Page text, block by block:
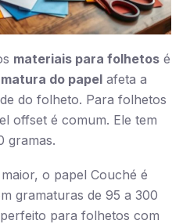
materiais para folhetos é
do papel afeta a
do folheto. Para folhetos
offset é comum. Ele tem
gramas.
o papel Couché é
gramaturas de 95 a 300
para folhetos com